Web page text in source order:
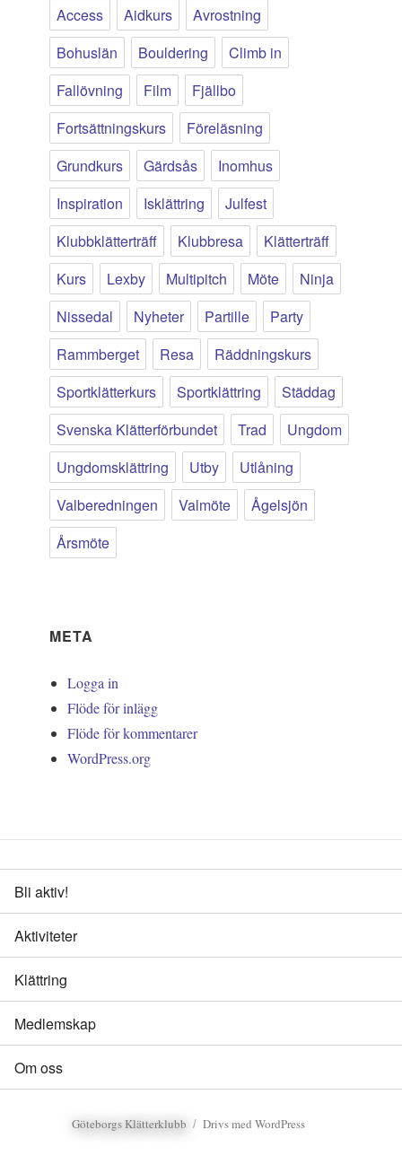
Access Aidkurs
Avrostning
Bohuslän
Bouldering
Climb in
Fallövning
Film
Fjällbo
Fortsättningskurs
Föreläsning
Grundkurs
Gärdsås
Inomhus
Inspiration
Isklättring
Julfest
Klubbklätterträff
Klubbresa
Klätterträff
Kurs
Lexby Multipitch Möte
Ninja
Nissedal
Nyheter Partille
Party
Rammberget
Resa
Räddningskurs
Sportklätterkurs
Sportklättring
Städdag
Svenska Klätterförbundet
Trad
Ungdom
Ungdomsklättring
Utby
Utlåning
Valberedningen
Valmöte
Ågelsjön
Årsmöte
META
Logga in
Flöde för inlägg
Flöde för kommentarer
WordPress.org
Bli aktiv!
Aktiviteter
Klättring
Medlemskap
Om oss
Göteborgs Klätterklubb Drivs med WordPress